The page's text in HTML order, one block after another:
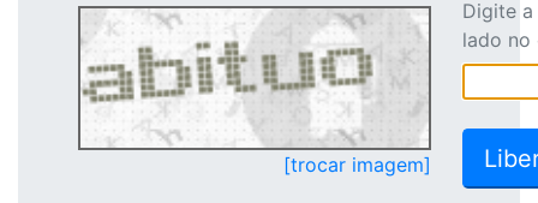
[trocar imagem]
Digite
lado no